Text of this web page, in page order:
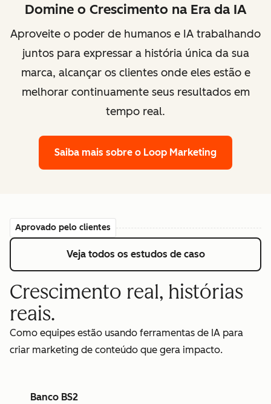
Domine o Crescimento na Era da IA
Aproveite o poder de humanos e IA trabalhando
juntos para expressar a história única da sua
marca, alcançar os clientes onde eles estão e
melhorar continuamente seus resultados em
tempo real.
Saiba mais sobre o Loop Marketing
Aprovado pelo clientes
Veja todos os estudos de caso
Crescimento real, histórias
reais.
Como equipes estão usando ferramentas de IA para
criar marketing de conteúdo que gera impacto.
Banco BS2